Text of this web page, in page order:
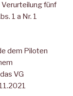
fünf
1 a Nr. 1
dem Piloten
VG